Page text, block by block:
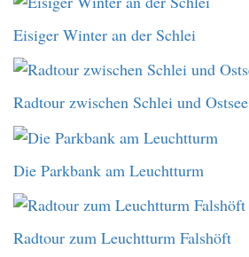
Eisiger Winter an der Schlei
Radtour zwischen Schlei und Ostsee
Die Parkbank am Leuchtturm
Radtour zum Leuchtturm Falshöft